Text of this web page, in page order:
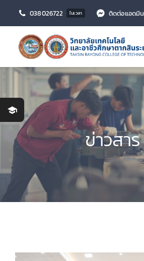
content
038026722 ในเวลา ติดต่อแอดมิน
สนใจเข้าศึกษา
ข่าวสาร
งานวิจัย
เกี่ยวกับ วท. ตสร.
ข่าวสาร